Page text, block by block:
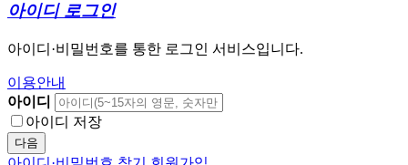
아이디 로그인
아이디·비밀번호를 통한 로그인 서비스입니다.
이용안내
아이디
아이디 저장
다음